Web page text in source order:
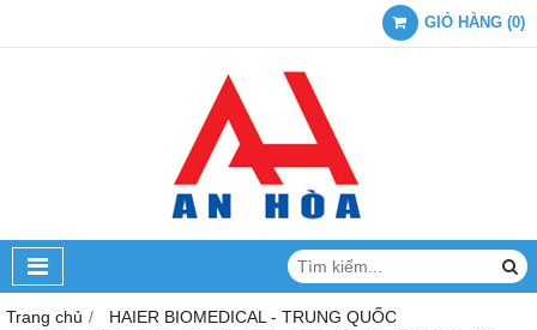
GIỎ HÀNG (0)
Trang chủ
HAIER BIOMEDICAL - TRUNG QUỐC